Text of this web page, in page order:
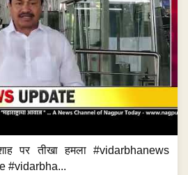
पर तीखा हमला #vidarbhanews
#vidarbha...